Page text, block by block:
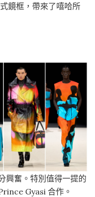
鏡框，帶來了嘻哈所
興奮。特別值得一提的
Gyasi 合作。